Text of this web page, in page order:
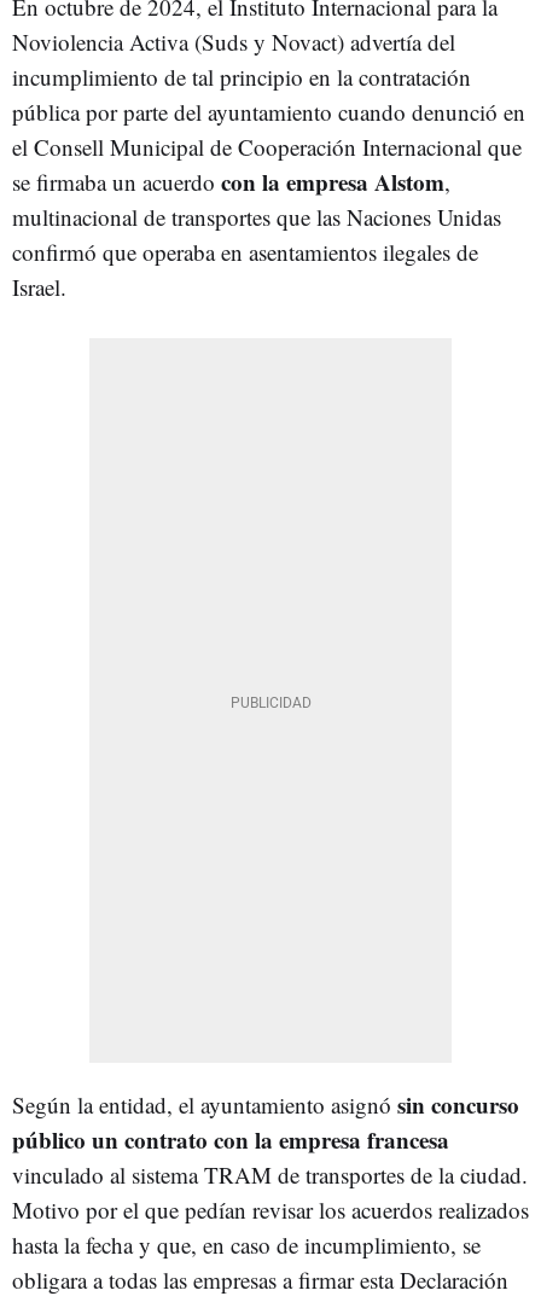
En octubre de 2024, el Instituto Internacional para la
Noviolencia Activa (Suds y Novact) advertía del
incumplimiento de tal principio en la contratación
pública por parte del ayuntamiento cuando denunció en
el Consell Municipal de Cooperación Internacional que
se firmaba un acuerdo con la empresa Alstom,
multinacional de transportes que las Naciones Unidas
confirmó que operaba en asentamientos ilegales de
Israel.
Según la entidad, el ayuntamiento asignó sin concurso
público un contrato con la empresa francesa
vinculado al sistema TRAM de transportes de la ciudad.
Motivo por el que pedían revisar los acuerdos realizados
hasta la fecha y que, en caso de incumplimiento, se
obligara a todas las empresas a firmar esta Declaración